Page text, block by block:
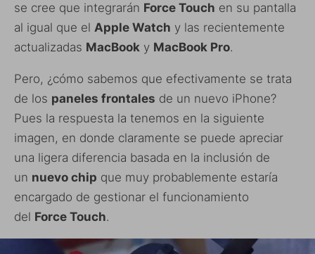
se cree que integrarán Force Touch en su pantalla
al igual que el Apple Watch y las recientemente
actualizadas MacBook y MacBook Pro.
Pero, ¿cómo sabemos que efectivamente se trata
de los paneles frontales de un nuevo iPhone?
Pues la respuesta la tenemos en la siguiente
imagen, en donde claramente se puede apreciar
una ligera diferencia basada en la inclusión de
un nuevo chip que muy probablemente estaría
encargado de gestionar el funcionamiento
del Force Touch.